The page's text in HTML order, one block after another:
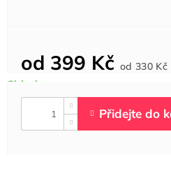
od 399 Kč od330 Kč